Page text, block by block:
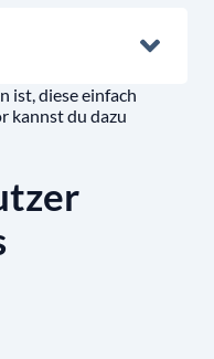
ist, diese einfach
kannst du dazu